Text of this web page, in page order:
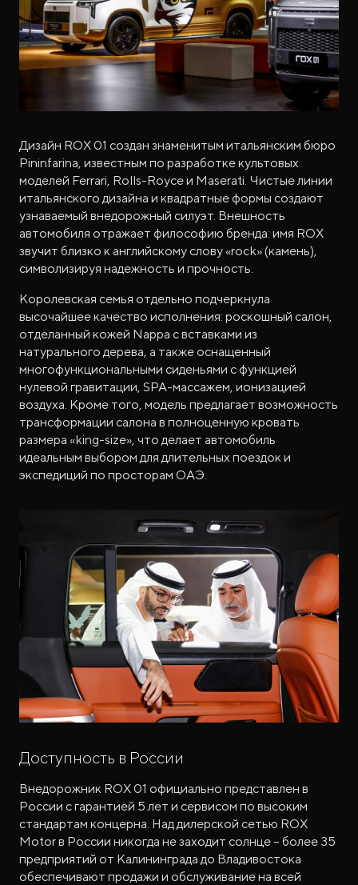
Дизайн ROX 01 создан знаменитым итальянским бюро
Pininfarina, известным по разработке культовых
моделей Ferrari, Rolls-Royce и Maserati. Чистые линии
итальянского дизайна и квадратные формы создают
узнаваемый внедорожный силуэт. Внешность
автомобиля отражает философию бренда: имя ROX
звучит близко к английскому слову «rock» (камень),
символизируя надежность и прочность.
Королевская семья отдельно подчеркнула
высочайшее качество исполнения: роскошный салон,
отделанный кожей Nappa с вставками из
натурального дерева, а также оснащенный
многофункциональными сиденьями с функцией
нулевой гравитации, SPA-массажем, ионизацией
воздуха. Кроме того, модель предлагает возможность
трансформации салона в полноценную кровать
размера «king-size», что делает автомобиль
идеальным выбором для длительных поездок и
экспедиций по просторам ОАЭ.
Доступность в России
Внедорожник ROX 01 официально представлен в
России с гарантией 5 лет и сервисом по высоким
стандартам концерна. Над дилерской сетью ROX
Motor в России никогда не заходит солнце – более 35
предприятий от Калининграда до Владивостока
обеспечивают продажи и обслуживание на всей